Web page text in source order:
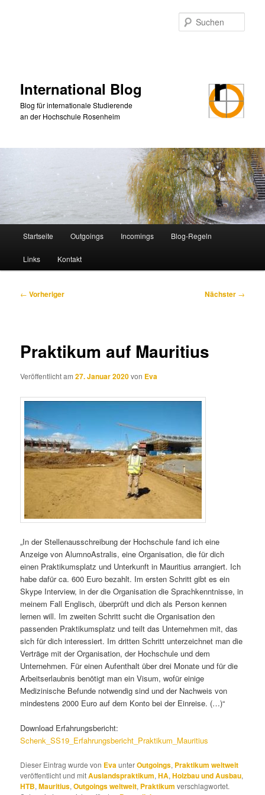
International Blog
Blog für internationale Studierende
an der Hochschule Rosenheim
Startseite Outgoings Incomings Blog-Regeln
Links Kontakt
Beitragsnavigation
← Vorheriger Nächster →
Praktikum auf Mauritius
Veröffentlicht am27. Januar 2020von Eva
„In der Stellenausschreibung der Hochschule fand ich eine
Anzeige von AlumnoAstralis, eine Organisation, die für dich
einen Praktikumsplatz und Unterkunft in Mauritius arrangiert. Ich
habe dafür ca. 600 Euro bezahlt. Im ersten Schritt gibt es ein
Skype Interview, in der die Organisation die Sprachkenntnisse, in
meinem Fall Englisch, überprüft und dich als Person kennen
lernen will. Im zweiten Schritt sucht die Organisation den
passenden Praktikumsplatz und teilt das Unternehmen mit, das
sich für dich interessiert. Im dritten Schritt unterzeichnet man die
Verträge mit der Organisation, der Hochschule und dem
Unternehmen. Für einen Aufenthalt über drei Monate und für die
Arbeitserlaubnis benötigt man ein Visum, wofür einige
Medizinische Befunde notwendig sind und der Nachweis von
mindestens 2000 Euro auf dem Konto bei der Einreise. (…)“
Download Erfahrungsbericht:
Schenk_SS19_Erfahrungsbericht_Praktikum_Mauritius
Dieser Eintrag wurde von Eva unterOutgoings, Praktikum weltweit
veröffentlicht und mitAuslandspraktikum,HA,Holzbau und Ausbau,
HTB,Mauritius,Outgoings weltweit, Praktikum verschlagwortet.